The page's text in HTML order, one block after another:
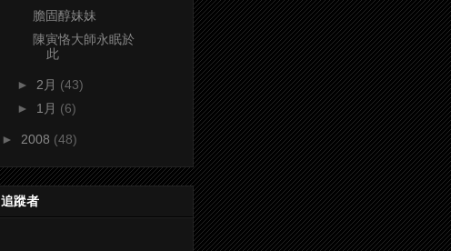
膽固醇妹妹
陳寅恪大師永眠於
此
► 2月 (43)
► 1月 (6)
► 2008 (48)
追蹤者